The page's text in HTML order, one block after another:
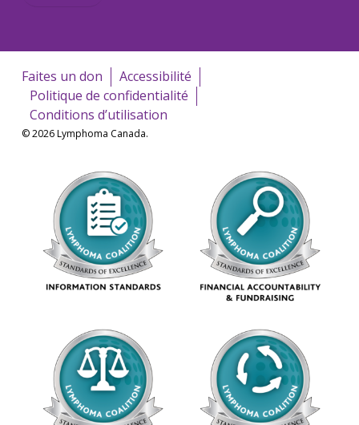
Faites un don
Accessibilité
Politique de confidentialité
Conditions d’utilisation
© 2026 Lymphoma Canada.